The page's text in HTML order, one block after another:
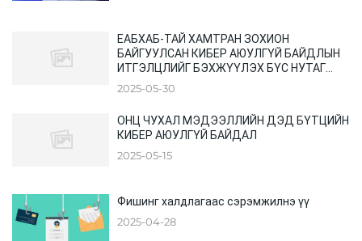
ЕАБХАБ-ТАЙ ХАМТРАН ЗОХИОН
БАЙГУУЛСАН КИБЕР АЮУЛГҮЙ БАЙДЛЫН
ИТГЭЛЦЛИЙГ БЭХЖҮҮЛЭХ БҮС НУТАГ
ХООРОНДЫН ХУРАЛ
2025-05-30
ОНЦ ЧУХАЛ МЭДЭЭЛЛИЙН ДЭД БҮТЦИЙН
КИБЕР АЮУЛГҮЙ БАЙДАЛ
2025-05-15
Фишинг халдлагаас сэрэмжилнэ үү
2025-04-28